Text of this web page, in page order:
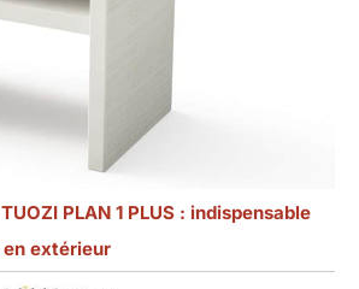
PLAN 1 PLUS : indispensable
extérieur